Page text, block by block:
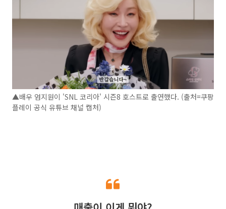
▲배우 엄지원이 'SNL 코리아' 시즌8 호스트로 출연했다. (출처=쿠팡
플레이 공식 유튜브 채널 캡처)